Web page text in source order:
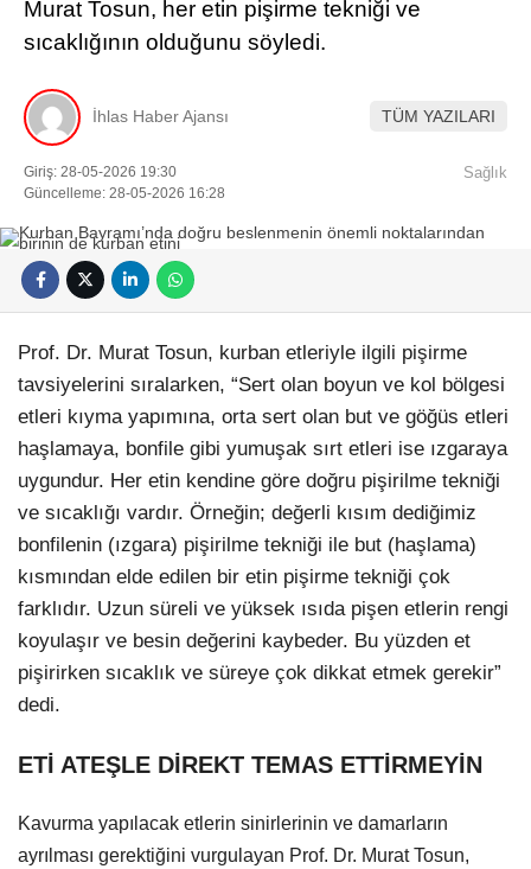
Murat Tosun, her etin pişirme tekniği ve
sıcaklığının olduğunu söyledi.
İhlas Haber Ajansı TÜM YAZILARI
Giriş: 28-05-2026 19:30
Güncelleme: 28-05-2026 16:28
Sağlık
Prof. Dr. Murat Tosun, kurban etleriyle ilgili pişirme
tavsiyelerini sıralarken, “Sert olan boyun ve kol bölgesi
etleri kıyma yapımına, orta sert olan but ve göğüs etleri
haşlamaya, bonfile gibi yumuşak sırt etleri ise ızgaraya
uygundur. Her etin kendine göre doğru pişirilme tekniği
ve sıcaklığı vardır. Örneğin; değerli kısım dediğimiz
bonfilenin (ızgara) pişirilme tekniği ile but (haşlama)
kısmından elde edilen bir etin pişirme tekniği çok
farklıdır. Uzun süreli ve yüksek ısıda pişen etlerin rengi
koyulaşır ve besin değerini kaybeder. Bu yüzden et
pişirirken sıcaklık ve süreye çok dikkat etmek gerekir”
dedi.
ETİ ATEŞLE DİREKT TEMAS ETTİRMEYİN
Kavurma yapılacak etlerin sinirlerinin ve damarların
ayrılması gerektiğini vurgulayan Prof. Dr. Murat Tosun,